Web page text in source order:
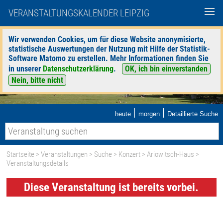
VERANSTALTUNGSKALENDER LEIPZIG
Wir verwenden Cookies, um für diese Website anonymisierte,
statistische Auswertungen der Nutzung mit Hilfe der Statistik-
Software Matomo zu erstellen. Mehr Informationen finden Sie
in unserer Datenschutzerklärung.
OK, ich bin einverstanden
Nein, bitte nicht
heute | morgen | Detaillierte Suche
Startseite >Veranstaltungen > Suche > Konzert >Ariowitsch-Haus >
Veranstaltungsdetails
Diese Veranstaltung ist bereits vorbei.